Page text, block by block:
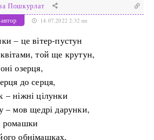
Пошкурлат
14.07.2022 2:32 пп
– це вітер-пустун
той ще крутун,
озерця,
до серця,
– ніжні цілунки
– мов щедрі дарунки,
ромашки
обнімашках,